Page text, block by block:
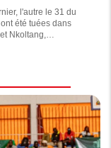
l'autre le 31 du
été tuées dans
Nkoltang,